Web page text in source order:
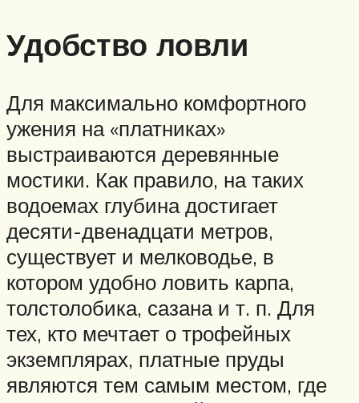
Удобство ловли
Для максимально комфортного
ужения на «платниках»
выстраиваются деревянные
мостики. Как правило, на таких
водоемах глубина достигает
десяти-двенадцати метров,
существует и мелководье, в
котором удобно ловить карпа,
толстолобика, сазана и т. п. Для
тех, кто мечтает о трофейных
экземплярах, платные пруды
являются тем самым местом, где